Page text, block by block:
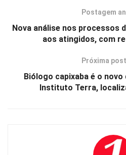
Postagem
Nova análise nos processos
aos atingidos, com
Próxima
Biólogo capixaba é o
Instituto Terra,